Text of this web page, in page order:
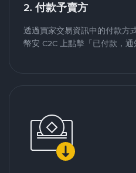
2. 付款予賣方
透過買家交易資訊中的付款方
幣安 C2C 上點擊「已付款，通